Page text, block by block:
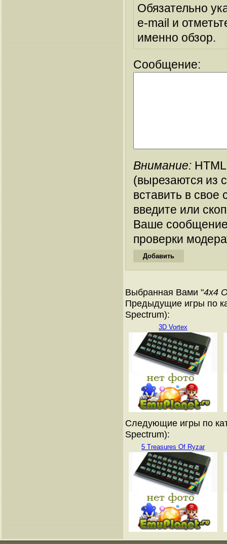
Обязательно
e-mail и
именно обзор.
Сообщение:
Внимание:
(вырезаются из
вставить в
введите или
Ваше
проверки
Выбранная Вами "4x4
Предыдущие игры по
Spectrum):
3D Vortex
Следующие игры по
Spectrum):
5 Treasures Of Ryzar